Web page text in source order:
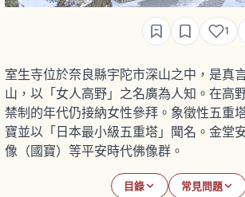
1
室生寺位於奈良縣宇陀市深山之中，是真
山，以「女人高野」之名廣為人知。在高
禁制的年代仍接納女性參拜。象徵性五重
寶並以「日本最小級五重塔」聞名。金堂
像（國寶）等平安時代佛像群。
目錄 常見問題